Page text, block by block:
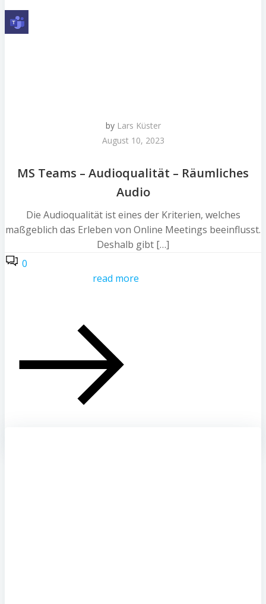
by Lars Küster
August 10, 2023
MS Teams – Audioqualität – Räumliches
Audio
Die Audioqualität ist eines der Kriterien, welches
maßgeblich das Erleben von Online Meetings beeinflusst.
Deshalb gibt […]
0
read more